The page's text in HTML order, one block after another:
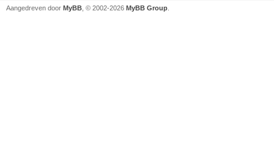
Aangedreven door MyBB , © 2002-2026 MyBB Group